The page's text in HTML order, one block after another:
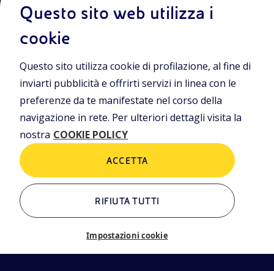
Info Area Riservata Privacy Policy
Sede Legale
Piazzale Enrico Mattei, 1 00144 Roma
Sedi secondarie
Via Emilia, 1 e Piazza Ezio Vanoni,1 20097 San Donato Milanese (MI)
Capitale sociale
€ 4.005.358.876,00 i.v.
Codice Fiscale
n. 00484960588
Partita IVA
Questo sito web utilizza i
cookie
Questo sito utilizza cookie di profilazione, al fine di
inviarti pubblicità e offrirti servizi in linea con le
preferenze da te manifestate nel corso della
navigazione in rete. Per ulteriori dettagli visita la
nostra COOKIE POLICY
Impostazioni cookie
RIFIUTA TUTTI
ACCETTA